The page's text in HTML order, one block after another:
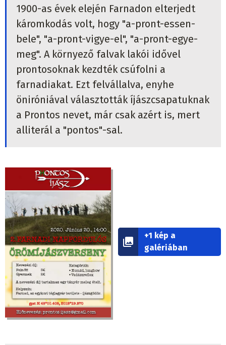
1900-as évek elején Farnadon elterjedt
káromkodás volt, hogy "a-pront-essen-
bele", "a-pront-vigye-el", "a-pront-egye-
meg". A környező falvak lakói idővel
prontosoknak kezdték csúfolni a
farnadiakat. Ezt felvállalva, enyhe
öniróniával választották íjászcsapatuknak
a Prontos nevet, már csak azért is, mert
alliterál a "pontos"-sal.
+1 kép a
galériában